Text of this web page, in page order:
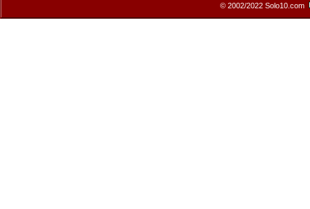
© 2002/2022 Solo10.com